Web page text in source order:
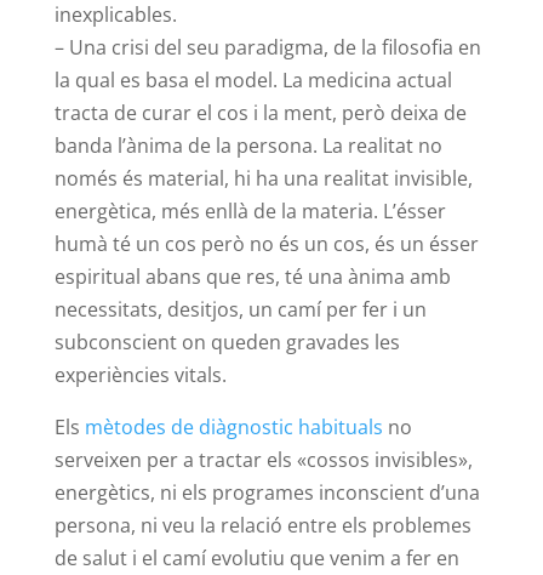
inexplicables.
– Una crisi del seu paradigma, de la filosofia en
la qual es basa el model. La medicina actual
tracta de curar el cos i la ment, però deixa de
banda l’ànima de la persona. La realitat no
només és material, hi ha una realitat invisible,
energètica, més enllà de la materia. L’ésser
humà té un cos però no és un cos, és un ésser
espiritual abans que res, té una ànima amb
necessitats, desitjos, un camí per fer i un
subconscient on queden gravades les
experiències vitals.
Els mètodes de diàgnostic habituals no
serveixen per a tractar els «cossos invisibles»,
energètics, ni els programes inconscient d’una
persona, ni veu la relació entre els problemes
de salut i el camí evolutiu que venim a fer en